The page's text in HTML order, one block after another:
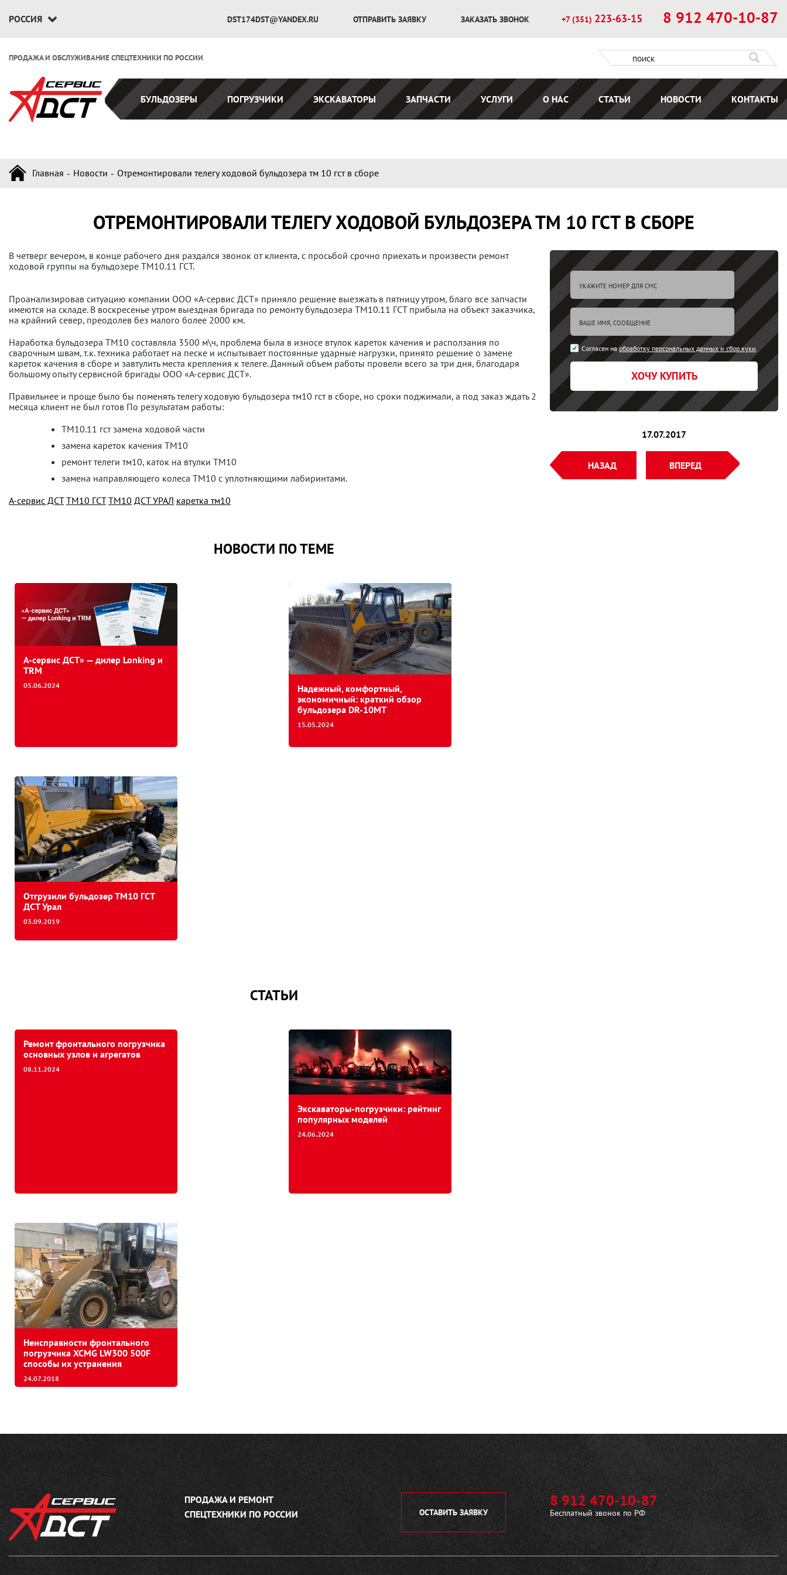
РОССИЯ DST174DST@YANDEX.RU ОТПРАВИТЬ ЗАЯВКУ ЗАКАЗАТЬ ЗВОНОК +7 (351) 223-63-15 8 912 470-10-87
ПРОДАЖА И ОБСЛУЖИВАНИЕ СПЕЦТЕХНИКИ ПО РОССИИ
БУЛЬДОЗЕРЫ ПОГРУЗЧИКИ ЭКСКАВАТОРЫ ЗАПЧАСТИ УСЛУГИ О НАС СТАТЬИ НОВОСТИ КОНТАКТЫ
Главная Новости Отремонтировали телегу ходовой бульдозера тм 10 гст в сборе
ОТРЕМОНТИРОВАЛИ ТЕЛЕГУ ХОДОВОЙ БУЛЬДОЗЕРА ТМ 10 ГСТ В СБОРЕ
В четверг вечером, в конце рабочего дня раздался звонок от клиента, с просьбой срочно приехать и произвести ремонт
ходовой группы на бульдозере ТМ10.11 ГСТ.
Проанализировав ситуацию компании ООО «А-сервис ДСТ» приняло решение выезжать в пятницу утром, благо все запчасти
имеются на складе. В воскресенье утром выездная бригада по ремонту бульдозера ТМ10.11 ГСТ прибыла на объект заказчика,
на крайний север, преодолев без малого более 2000 км.
Наработка бульдозера ТМ10 составляла 3500 м\ч, проблема была в износе втулок кареток качения и расползания по
сварочным швам, т.к. техника работает на песке и испытывает постоянные ударные нагрузки, принято решение о замене
кареток качения в сборе и завтулить места крепления к телеге. Данный объем работы провели всего за три дня, благодаря
большому опыту сервисной бригады ООО «А-сервис ДСТ».
Правильнее и проще было бы поменять телегу ходовую бульдозера тм10 гст в сборе, но сроки поджимали, а под заказ ждать 2
месяца клиент не был готов По результатам работы:
ТМ10.11 гст замена ходовой части
замена кареток качения ТМ10
ремонт телеги тм10, каток на втулки ТМ10
замена направляющего колеса ТМ10 с уплотняющими лабиринтами.
А-сервис ДСТ ТМ10 ГСТ ТМ10 ДСТ УРАЛ каретка тм10
НОВОСТИ ПО ТЕМЕ
А-сервис ДСТ» — дилер Lonking и
TRM
05.06.2024
Надежный, комфортный,
экономичный: краткий обзор
бульдозера DR-10MT
15.05.2024
Отгрузили бульдозер ТМ10 ГСТ
ДСТ Урал
03.09.2019
СТАТЬИ
Ремонт фронтального погрузчика
основных узлов и агрегатов
08.11.2024
Экскаваторы-погрузчики: рейтинг
популярных моделей
24.06.2024
Неисправности фронтального
погрузчика XCMG LW300 500F
способы их устранения
24.07.2018
Согласен наобработку персональных данных и сбор куки
ХОЧУ КУПИТЬ
17.07.2017
НАЗАД ВПЕРЕД
ПРОДАЖА И РЕМОНТ
СПЕЦТЕХНИКИ ПО РОССИИ
ОСТАВИТЬ ЗАЯВКУ
8 912 470-10-87
Бесплатный звонок по РФ